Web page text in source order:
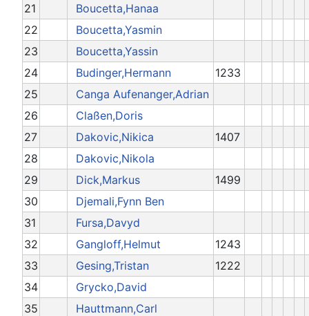
21
Boucetta,Hanaa
22
Boucetta,Yasmin
23
Boucetta,Yassin
24
Budinger,Hermann
1233
25
Canga Aufenanger,Adrian
26
Claßen,Doris
27
Dakovic,Nikica
1407
28
Dakovic,Nikola
29
Dick,Markus
1499
30
Djemali,Fynn Ben
31
Fursa,Davyd
32
Gangloff,Helmut
1243
33
Gesing,Tristan
1222
34
Grycko,David
35
Hauttmann,Carl